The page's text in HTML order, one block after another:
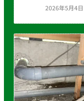
2026年5月4日